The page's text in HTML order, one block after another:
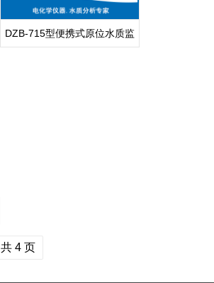
DZB-715型便携式原位水质监
共 4 页